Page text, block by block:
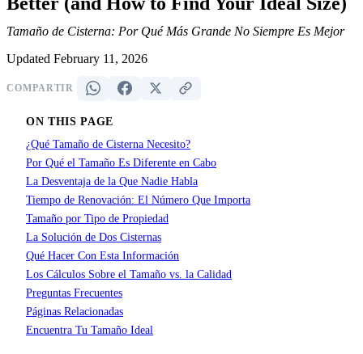
Tamaño de Cisterna: Por Qué Más Grande No Siempre Es Mejor
Updated February 11, 2026
COMPARTIR
ON THIS PAGE
¿Qué Tamaño de Cisterna Necesito?
Por Qué el Tamaño Es Diferente en Cabo
La Desventaja de la Que Nadie Habla
Tiempo de Renovación: El Número Que Importa
Tamaño por Tipo de Propiedad
La Solución de Dos Cisternas
Qué Hacer Con Esta Información
Los Cálculos Sobre el Tamaño vs. la Calidad
Preguntas Frecuentes
Páginas Relacionadas
Encuentra Tu Tamaño Ideal